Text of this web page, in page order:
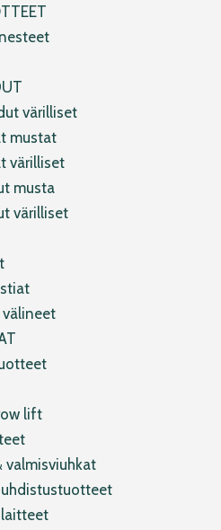
värilliset
mustat
värilliset
musta
värilliset
välineet
lift
valmisviuhkat
laitteet